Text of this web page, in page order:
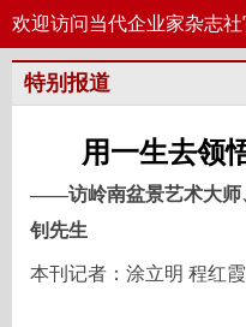
欢迎访问当代企业家杂志
特别报道
用一生去领
——访岭南盆景艺术大师
钊先生
本刊记者：涂立明 程红霞